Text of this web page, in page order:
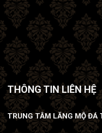
THÔNG TIN LIÊN HỆ
TRUNG TÂM LĂNG MỘ ĐÁ